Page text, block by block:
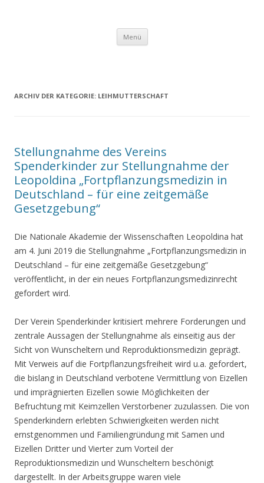
Menü Springe
Inhalt
ARCHIV DER KATEGORIE: LEIHMUTTERSCHAFT
Stellungnahme des Vereins
Spenderkinder zur Stellungnahme der
Leopoldina „Fortpflanzungsmedizin in
Deutschland – für eine zeitgemäße
Gesetzgebung“
Die Nationale Akademie der Wissenschaften Leopoldina hat
am 4. Juni 2019 die Stellungnahme „Fortpflanzungsmedizin in
Deutschland – für eine zeitgemäße Gesetzgebung“
veröffentlicht, in der ein neues Fortpflanzungsmedizinrecht
gefordert wird.
Der Verein Spenderkinder kritisiert mehrere Forderungen und
zentrale Aussagen der Stellungnahme als einseitig aus der
Sicht von Wunscheltern und Reproduktionsmedizin geprägt.
Mit Verweis auf die Fortpflanzungsfreiheit wird u.a. gefordert,
die bislang in Deutschland verbotene Vermittlung von Eizellen
und imprägnierten Eizellen sowie Möglichkeiten der
Befruchtung mit Keimzellen Verstorbener zuzulassen. Die von
Spenderkindern erlebten Schwierigkeiten werden nicht
ernstgenommen und Familiengründung mit Samen und
Eizellen Dritter und Vierter zum Vorteil der
Reproduktionsmedizin und Wunscheltern beschönigt
dargestellt. In der Arbeitsgruppe waren viele